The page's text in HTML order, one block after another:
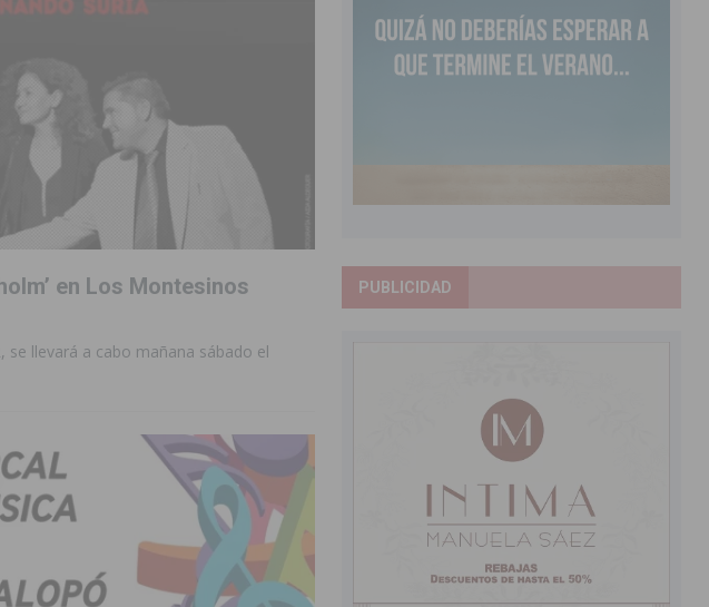
barrancos
y San Miguel
de la CV
Biodiversidad
en Las Colinas
en Los Montesinos
se llevará a cabo mañana sábado el
PUBLICIDAD